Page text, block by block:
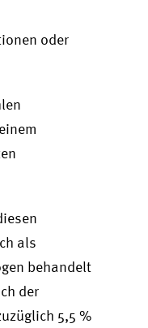
oder
als
behandelt
der
5,5 %